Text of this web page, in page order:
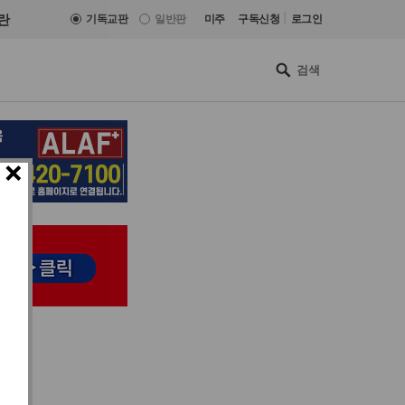
기독교판 일반판 미주 구독신청 로그인
×